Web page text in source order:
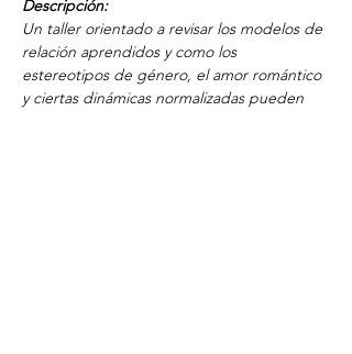
Descripción:
Un taller orientado a revisar los modelos de
relación aprendidos y como los
estereotipos de género, el amor romántico
y ciertas dinámicas normalizadas pueden